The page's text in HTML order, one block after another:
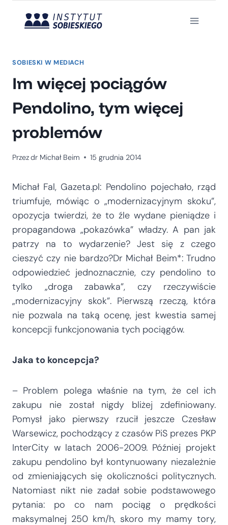
SOBIESKI W MEDIACH
Im więcej pociągów
Pendolino, tym więcej
problemów
Przezdr Michał Beim 15 grudnia 2014
Michał Fal, Gazeta.pl: Pendolino pojechało, rząd
triumfuje, mówiąc o „modernizacyjnym skoku”,
opozycja twierdzi, że to źle wydane pieniądze i
propagandowa „pokazówka” władzy. A pan jak
patrzy na to wydarzenie? Jest się z czego
cieszyć czy nie bardzo?Dr Michał Beim*: Trudno
odpowiedzieć jednoznacznie, czy pendolino to
tylko „droga zabawka”, czy rzeczywiście
„modernizacyjny skok”. Pierwszą rzeczą, która
nie pozwala na taką ocenę, jest kwestia samej
koncepcji funkcjonowania tych pociągów.
Jaka to koncepcja?
– Problem polega właśnie na tym, że cel ich
zakupu nie został nigdy bliżej zdefiniowany.
Pomysł jako pierwszy rzucił jeszcze Czesław
Warsewicz, pochodzący z czasów PiS prezes PKP
InterCity w latach 2006-2009. Później projekt
zakupu pendolino był kontynuowany niezależnie
od zmieniających się okoliczności politycznych.
Natomiast nikt nie zadał sobie podstawowego
pytania: po co nam pociąg o prędkości
maksymalnej 250 km/h, skoro my mamy tory,